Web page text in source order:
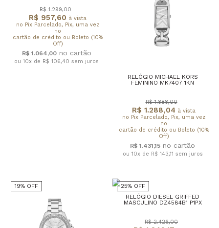
R$ 957,60 à vista
no Pix Parcelado, Pix, uma vez
no
cartão de crédito ou Boleto (10%
Off)
R$ 1.299,00
R$ 1.064,00
ou 10x de R$ 106,40 sem juros
RELÓGIO MICHAEL KORS
FEMININO MK7407 1KN
R$ 1.288,04 à vista
no Pix Parcelado, Pix, uma vez
no
cartão de crédito ou Boleto (10%
Off)
R$ 1.888,00
R$ 1.431,15
ou 10x de R$ 143,11 sem juros
19% OFF
25% OFF
RELÓGIO DIESEL GRIFFED
MASCULINO DZ4584B1 P1PX
R$ 2.426,00